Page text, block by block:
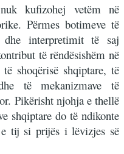
kufizohej vetëm në
Përmes botimeve të
dhe interpretimit të saj
të rëndësishëm në
shoqërisë shqiptare, të
të mekanizmave të
Pikërisht njohja e thellë
shqiptare do të ndikonte
tij si prijës i lëvizjes së